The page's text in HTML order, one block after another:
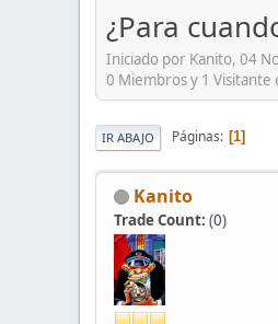
¿Para
Iniciado por Kanito, 04
0 Miembros y 1
IR ABAJO Páginas 1
Kanito
Trade Count: (0)